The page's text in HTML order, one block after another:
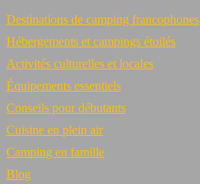
Destinations de camping francophones
Hébergements et campings étoilés
Activités culturelles et locales
Équipements essentiels
Conseils pour débutants
Cuisine en plein air
Camping en famille
Blog